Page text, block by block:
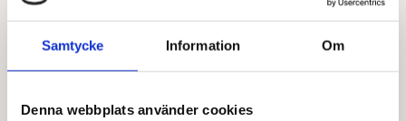
Samtycke Information Om
Denna webbplats använder cookies
Läs mer